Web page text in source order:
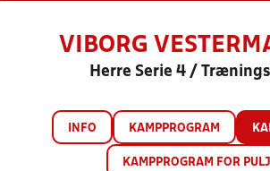
VIBORG
Herre Serie 4 /
INFO KAMPPROGRAM
KAMPPROGRAM FOR